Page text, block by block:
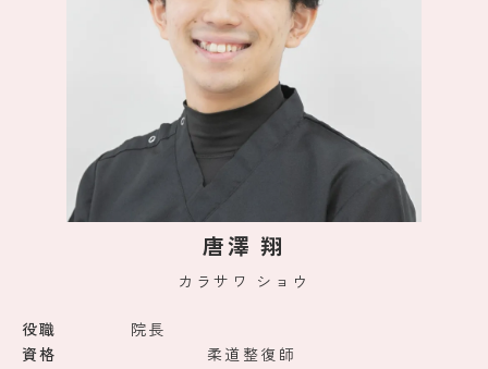
唐澤 翔
カラサワ ショウ
役職
院長
資格
柔道整復師